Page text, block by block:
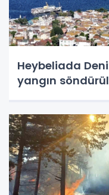
Heybeliada
yangın